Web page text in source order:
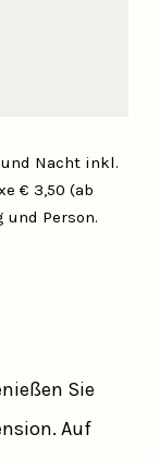
Nacht inkl.
€ 3,50 (ab
und Person.
Sie
Auf